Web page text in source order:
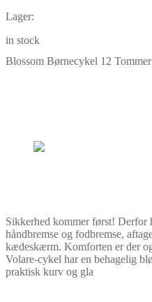
Lager:
in stock
Blossom Børnecykel 12 Tommer
Sikkerhed kommer først! Derfor
håndbremse og fodbremse,
kædeskærm. Komforten er der
Volare-cykel har en behagelig
praktisk kurv og gla